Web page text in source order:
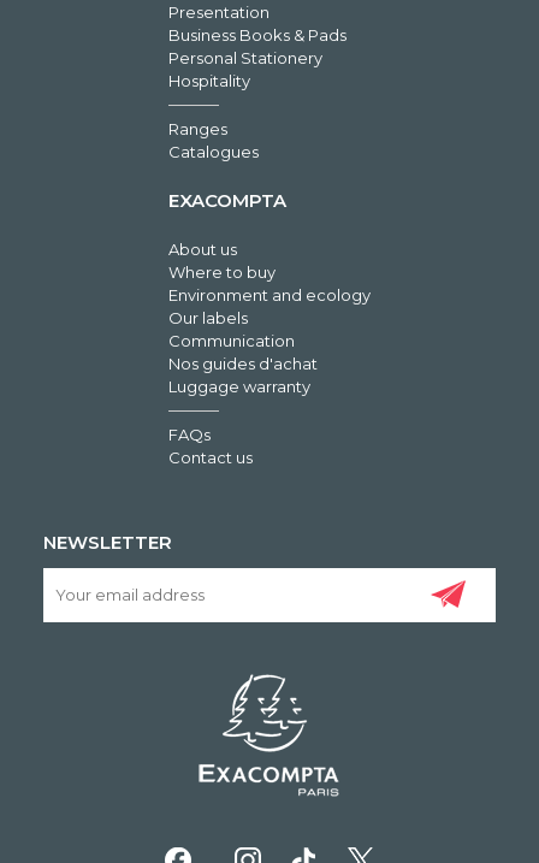
Presentation
Business Books & Pads
Personal Stationery
Hospitality
Ranges
Catalogues
EXACOMPTA
About us
Where to buy
Environment and ecology
Our labels
Communication
Nos guides d'achat
Luggage warranty
FAQs
Contact us
NEWSLETTER